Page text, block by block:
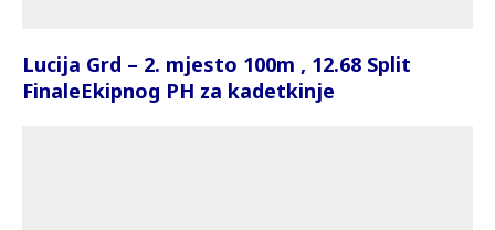
Lucija Grd – 2. mjesto 100m , 12.68 Split
FinaleEkipnog PH za kadetkinje